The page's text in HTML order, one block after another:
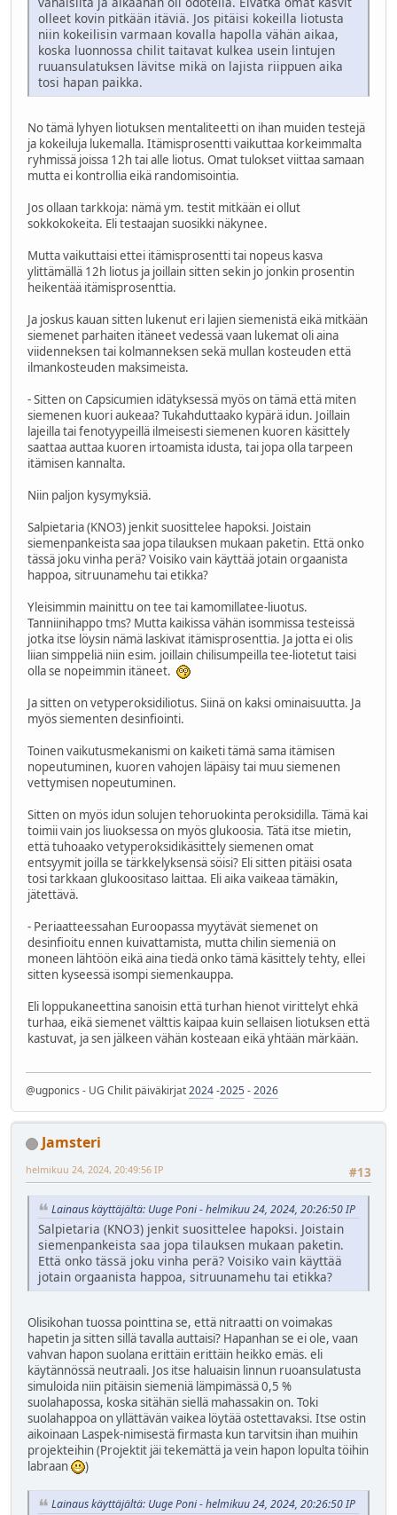
olleet kovin pitkään itäviä. Jos pitäisi kokeilla liotusta
niin kokeilisin varmaan kovalla hapolla vähän aikaa,
koska luonnossa chilit taitavat kulkea usein lintujen
ruuansulatuksen lävitse mikä on lajista riippuen aika
tosi hapan paikka.
No tämä lyhyen liotuksen mentaliteetti on ihan muiden testejä
ja kokeiluja lukemalla. Itämisprosentti vaikuttaa korkeimmalta
ryhmissä joissa 12h tai alle liotus. Omat tulokset viittaa samaan
mutta ei kontrollia eikä randomisointia.
Jos ollaan tarkkoja: nämä ym. testit mitkään ei ollut
sokkokokeita. Eli testaajan suosikki näkynee.
Mutta vaikuttaisi ettei itämisprosentti tai nopeus kasva
ylittämällä 12h liotus ja joillain sitten sekin jo jonkin prosentin
heikentää itämisprosenttia.
Ja joskus kauan sitten lukenut eri lajien siemenistä eikä mitkään
siemenet parhaiten itäneet vedessä vaan lukemat oli aina
viidenneksen tai kolmanneksen sekä mullan kosteuden että
ilmankosteuden maksimeista.
- Sitten on Capsicumien idätyksessä myös on tämä että miten
siemenen kuori aukeaa? Tukahduttaako kypärä idun. Joillain
lajeilla tai fenotyypeillä ilmeisesti siemenen kuoren käsittely
saattaa auttaa kuoren irtoamista idusta, tai jopa olla tarpeen
itämisen kannalta.
Niin paljon kysymyksiä.
Salpietaria (KNO3) jenkit suosittelee hapoksi. Joistain
siemenpankeista saa jopa tilauksen mukaan paketin. Että onko
tässä joku vinha perä? Voisiko vain käyttää jotain orgaanista
happoa, sitruunamehu tai etikka?
Yleisimmin mainittu on tee tai kamomillatee-liuotus.
Tanniinihappo tms? Mutta kaikissa vähän isommissa testeissä
jotka itse löysin nämä laskivat itämisprosenttia. Ja jotta ei olis
liian simppeliä niin esim. joillain chilisumpeilla tee-liotetut taisi
olla se nopeimmin itäneet.
Ja sitten on vetyperoksidiliotus. Siinä on kaksi ominaisuutta. Ja
myös siementen desinfiointi.
Toinen vaikutusmekanismi on kaiketi tämä sama itämisen
nopeutuminen, kuoren vahojen läpäisy tai muu siemenen
vettymisen nopeutuminen.
Sitten on myös idun solujen tehoruokinta peroksidilla. Tämä kai
toimii vain jos liuoksessa on myös glukoosia. Tätä itse mietin,
että tuhoaako vetyperoksidikäsittely siemenen omat
entsyymit joilla se tärkkelyksensä söisi? Eli sitten pitäisi osata
tosi tarkkaan glukoositaso laittaa. Eli aika vaikeaa tämäkin,
jätettävä.
- Periaatteessahan Euroopassa myytävät siemenet on
desinfioitu ennen kuivattamista, mutta chilin siemeniä on
moneen lähtöön eikä aina tiedä onko tämä käsittely tehty, ellei
sitten kyseessä isompi siemenkauppa.
Eli loppukaneettina sanoisin että turhan hienot virittelyt ehkä
turhaa, eikä siemenet välttis kaipaa kuin sellaisen liotuksen että
kastuvat, ja sen jälkeen vähän kosteaan eikä yhtään märkään.
@ugponics - UG Chilit päiväkirjat2024-2025 -2026
Jamsteri
#13
helmikuu 24, 2024, 20:49:56 IP
Lainaus käyttäjältä: Uuge Poni - helmikuu 24, 2024, 20:26:50 IP
Salpietaria (KNO3) jenkit suosittelee hapoksi. Joistain
siemenpankeista saa jopa tilauksen mukaan paketin.
Että onko tässä joku vinha perä? Voisiko vain käyttää
jotain orgaanista happoa, sitruunamehu tai etikka?
Olisikohan tuossa pointtina se, että nitraatti on voimakas
hapetin ja sitten sillä tavalla auttaisi? Hapanhan se ei ole, vaan
vahvan hapon suolana erittäin erittäin heikko emäs. eli
käytännössä neutraali. Jos itse haluaisin linnun ruoansulatusta
simuloida niin pitäisin siemeniä lämpimässä 0,5 %
suolahapossa, koska sitähän siellä mahassakin on. Toki
suolahappoa on yllättävän vaikea löytää ostettavaksi. Itse ostin
aikoinaan Laspek-nimisestä firmasta kun tarvitsin ihan muihin
projekteihin (Projektit jäi tekemättä ja vein hapon lopulta töihin
labraan
)
Lainaus käyttäjältä: Uuge Poni - helmikuu 24, 2024, 20:26:50 IP